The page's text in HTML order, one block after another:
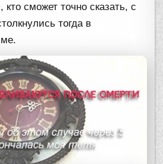
кто сможет точно сказать, с
тогда в